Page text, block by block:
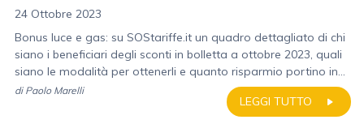
24 Ottobre 2023
Bonus luce e gas: su SOStariffe.it un quadro dettagliato di chi
siano i beneficiari degli sconti in bolletta a ottobre 2023, quali
siano le modalità per ottenerli e quanto risparmio portino in...
LEGGI TUTTO
di Paolo Marelli